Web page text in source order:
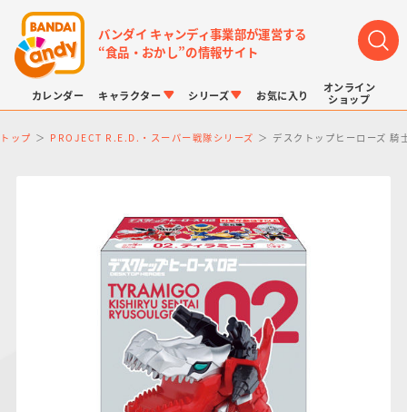
バンダイ キャンディ事業部が運営する
“食品・おかし”の情報サイト
カレンダー キャラクター
LINK TRAVELERS プリキュアシリーズ ドラゴンボール
シリーズ
チョコボックス チョコサプ ポケモンキッズ
お気に入り
オンライン
ショップ
トップ PROJECT R.E.D.・スーパー戦隊シリーズ デスクトップヒーローズ 騎